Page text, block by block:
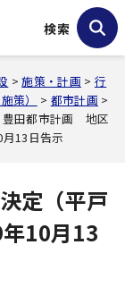
検索
>施策・計画> 行
策） > 都市計画>
豊田都市計画 地区
13日告示
定（平戸
10月13